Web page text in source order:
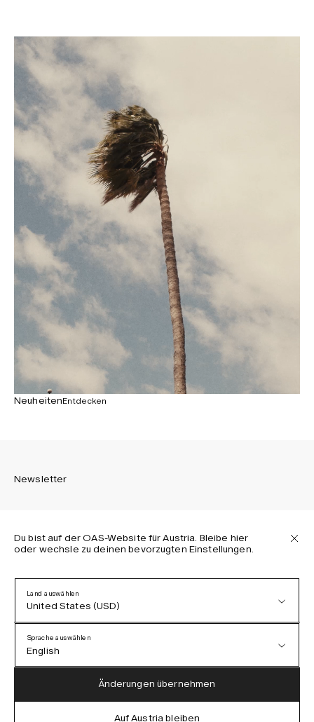
NeuheitenEntdecken
Newsletter
Melden Sie sich an, um die neuesten Informationen über
Datenschutzerklärung
AGB
Barrierefreiheit
Cookie-Richtlinie
Du bist auf der OAS-Website für Austria. Bleibe hier
oder wechsle zu deinen bevorzugten Einstellungen.
Land auswählen
United States (USD)
Austria (EUR)
Sprache auswählen
English
German
Änderungen übernehmen
Auf Austria bleiben